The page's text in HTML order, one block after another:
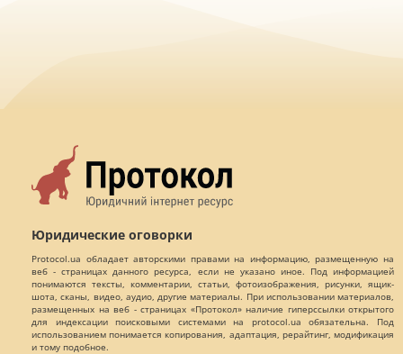
Юридические оговорки
Protocol.ua обладает авторскими правами на информацию, размещенную на
веб - страницах данного ресурса, если не указано иное. Под информацией
понимаются тексты, комментарии, статьи, фотоизображения, рисунки, ящик-
шота, сканы, видео, аудио, другие материалы. При использовании материалов,
размещенных на веб - страницах «Протокол» наличие гиперссылки открытого
для индексации поисковыми системами на protocol.ua обязательна. Под
использованием понимается копирования, адаптация, рерайтинг, модификация
и тому подобное.